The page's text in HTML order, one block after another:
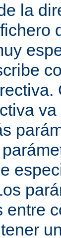
la
entre